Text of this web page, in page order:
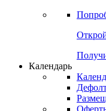
Календарь